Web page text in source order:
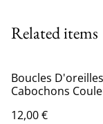
Related items
Boucles D'oreilles
Cabochons
12,00 €